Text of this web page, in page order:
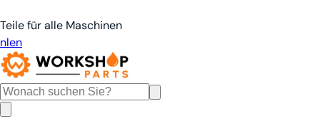
Teile für alle Maschinen
nlen